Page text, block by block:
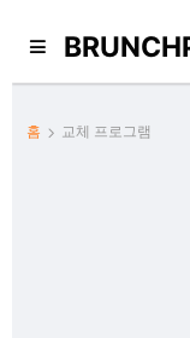
홈 교체 프로그램